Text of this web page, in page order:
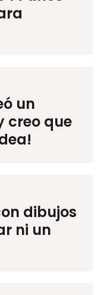
un
creo que
dibujos
ni un